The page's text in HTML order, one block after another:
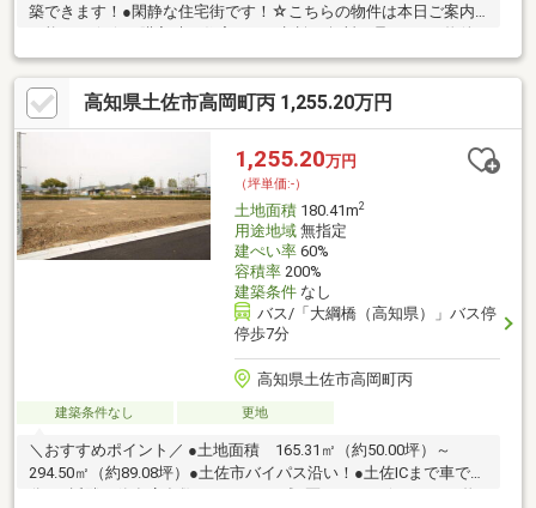
築できます！●閑静な住宅街です！☆こちらの物件は本日ご案内
が気になったらお好きなタイミングでお気軽にお問い合わせくだ
さい！資料請求フォームからは24時間受付中☆ おうちと皆様のご
縁を結ぶことが私たちの使命です。 皆様にお会いできますこと
を、心よりお待ち申し上げております
高知県土佐市高岡町丙 1,255.20万円
1,255.20万円
（坪単価:-）
土地面積180.41m2
用途地域無指定
建ぺい率60%
容積率200%
建築条件なし
バス/「大綱橋（高知県）」バス停
停歩7分
高知県土佐市高岡町丙
建築条件なし 更地
＼おすすめポイント／ ●土地面積 165.31㎡（約50.00坪）～
294.50㎡（約89.08坪）●土佐市バイパス沿い！●土佐ICまで車で4